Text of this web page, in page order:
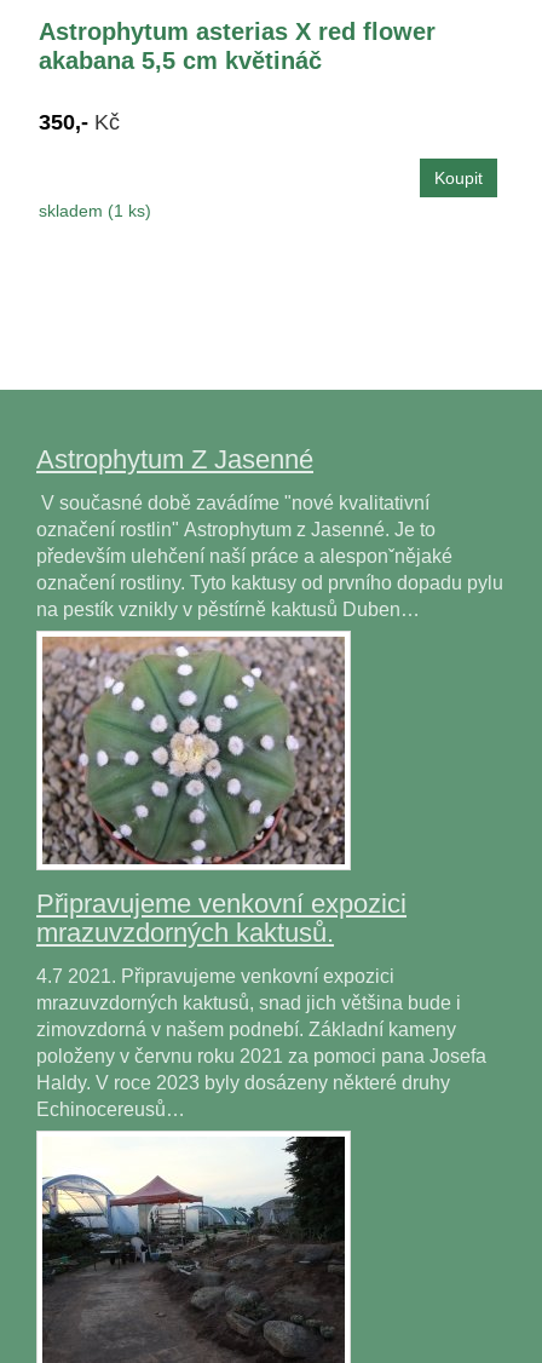
Astrophytum asterias X red flower
akabana 5,5 cm květináč
350,- Kč
skladem (1 ks)
Astrophytum Z Jasenné
V současné době zavádíme "nové kvalitativní
označení rostlin" Astrophytum z Jasenné. Je to
především ulehčení naší práce a alesponˇnějaké
označení rostliny. Tyto kaktusy od prvního dopadu pylu
na pestík vznikly v pěstírně kaktusů Duben…
Připravujeme venkovní expozici
mrazuvzdorných kaktusů.
4.7 2021. Připravujeme venkovní expozici
mrazuvzdorných kaktusů, snad jich většina bude i
zimovzdorná v našem podnebí. Základní kameny
položeny v červnu roku 2021 za pomoci pana Josefa
Haldy. V roce 2023 byly dosázeny některé druhy
Echinocereusů…